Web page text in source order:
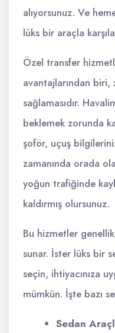
alıyorsunuz. Ve
lüks bir araçla
Özel transfer
avantajlarından biri,
sağlamasıdır.
beklemek zorunda
şoför, uçuş
zamanında orada
yoğun trafiğinde
kaldırmış olursunuz.
Bu hizmetler
sunar. İster lüks bir
seçin, ihtiyacınıza
mümkün. İşte bazı
Sedan